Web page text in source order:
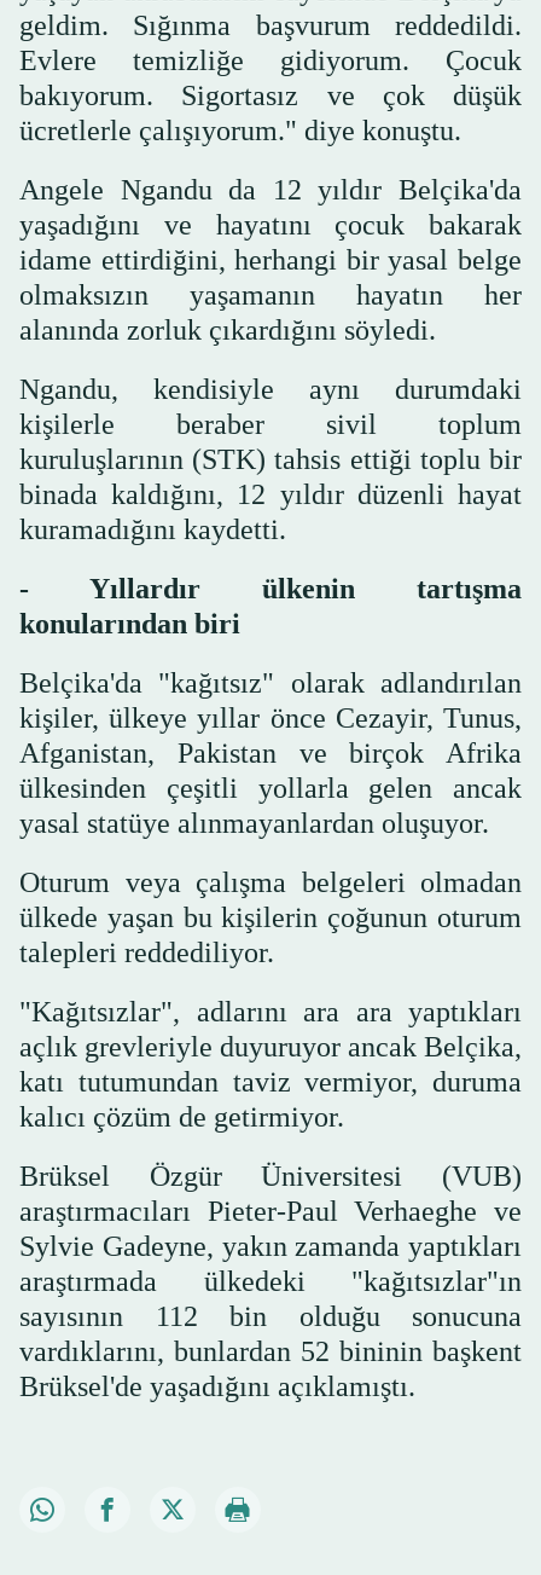
geldim. Sığınma başvurum reddedildi.
Evlere temizliğe gidiyorum. Çocuk
bakıyorum. Sigortasız ve çok düşük
ücretlerle çalışıyorum." diye konuştu.
Angele Ngandu da 12 yıldır Belçika'da
yaşadığını ve hayatını çocuk bakarak
idame ettirdiğini, herhangi bir yasal belge
olmaksızın yaşamanın hayatın her
alanında zorluk çıkardığını söyledi.
Ngandu, kendisiyle aynı durumdaki
kişilerle beraber sivil toplum
kuruluşlarının (STK) tahsis ettiği toplu bir
binada kaldığını, 12 yıldır düzenli hayat
kuramadığını kaydetti.
- Yıllardır ülkenin tartışma
konularından biri
Belçika'da "kağıtsız" olarak adlandırılan
kişiler, ülkeye yıllar önce Cezayir, Tunus,
Afganistan, Pakistan ve birçok Afrika
ülkesinden çeşitli yollarla gelen ancak
yasal statüye alınmayanlardan oluşuyor.
Oturum veya çalışma belgeleri olmadan
ülkede yaşan bu kişilerin çoğunun oturum
talepleri reddediliyor.
"Kağıtsızlar", adlarını ara ara yaptıkları
açlık grevleriyle duyuruyor ancak Belçika,
katı tutumundan taviz vermiyor, duruma
kalıcı çözüm de getirmiyor.
Brüksel Özgür Üniversitesi (VUB)
araştırmacıları Pieter-Paul Verhaeghe ve
Sylvie Gadeyne, yakın zamanda yaptıkları
araştırmada ülkedeki "kağıtsızlar"ın
sayısının 112 bin olduğu sonucuna
vardıklarını, bunlardan 52 bininin başkent
Brüksel'de yaşadığını açıklamıştı.